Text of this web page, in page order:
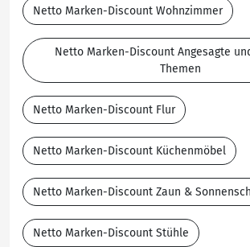
Netto Marken-Discount Wohnzimmer
Netto Marken-Discount Angesagte
Themen
Netto Marken-Discount Flur
Netto Marken-Discount Küchenmöbel
Netto Marken-Discount Zaun &
Netto Marken-Discount Stühle